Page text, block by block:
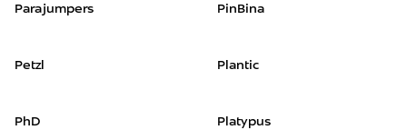
Parajumpers
Petzl
PhD
PinBina
Plantic
Platypus